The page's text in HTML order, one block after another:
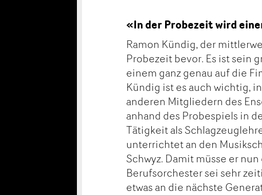
«In der Probezeit wird
Ramon Kündig, der
Probezeit bevor. Es ist sein
einem ganz genau auf die
Kündig ist es auch wichtig,
anderen Mitgliedern des
anhand des Probespiels in
Tätigkeit als
unterrichtet an den
Schwyz. Damit müsse er
Berufsorchester sei sehr
etwas an die nächste